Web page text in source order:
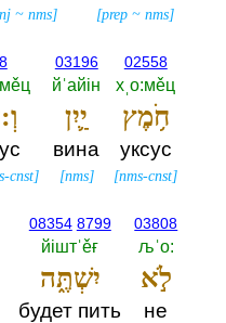
[prep~ nms]
~ nms]
02558
хˌо:мěц
חֹ֥מֶץ
уксус
[nms-cnst]
03196
йˈайiн
יַ֛יִן
вина
[nms]
cnst]
03808
љˈо:‎
לֹ֣א
не
08354 8799
йiштˈěғ
יִשְׁתֶּ֑ה
будет пить